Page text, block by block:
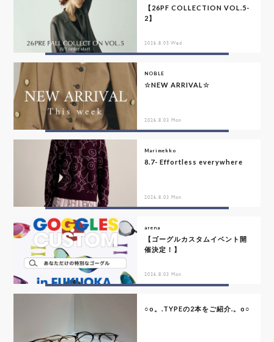
【26PF COLLECTION VOL.5-
2】
2026.8.05 Wed
NOBLE
☆NEW ARRIVAL☆
2026.8.03 Mon
Marimekko
8.7- Effortless everywhere
2026.8.03 Mon
arena
【ゴーグルカスタムイベント開
催決定！】
2026.8.03 Mon
○o。.TYPEの2本をご紹介.。o○